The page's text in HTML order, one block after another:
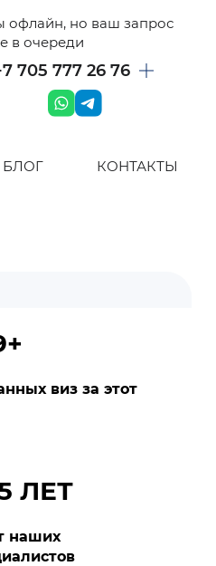
офлайн, но ваш запрос
в очереди
705 777 26 76
БЛОГ КОНТАКТЫ
виз за этот
ЛЕТ
наших